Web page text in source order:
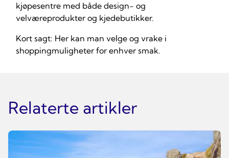
kjøpesentre med både design- og
velværeprodukter og kjedebutikker.
Kort sagt: Her kan man velge og vrake i
shoppingmuligheter for enhver smak.
Relaterte artikler